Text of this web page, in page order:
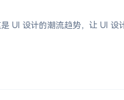
UI 设计的潮流趋势，让 UI 设